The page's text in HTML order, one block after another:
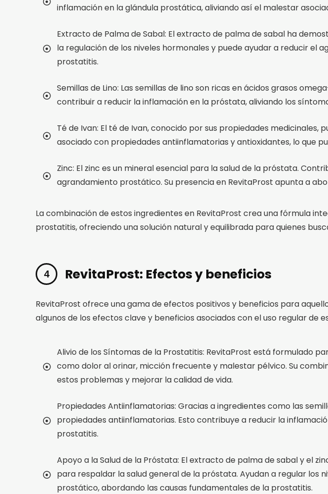
inflamación en la glándula prostática, aliviando así el malestar
Extracto de Palma de Sabal: El extracto de palma de sabal ha
la regulación de los niveles hormonales y puede ayudar a reducir
prostatitis.
Semillas de Lino: Las semillas de lino son ricas en ácidos grasos
contribuir a reducir la inflamación en la próstata, aliviando los
Té de Ivan: El té de Ivan, conocido por sus propiedades
asociado con propiedades antiinflamatorias y antioxidantes, lo que
Zinc: El zinc es un mineral esencial para la salud de la próstata.
agrandamiento prostático. Su presencia en RevitaProst apunta a
La combinación de estos ingredientes en RevitaProst crea una fórmula
prostatitis, ofreciendo una solución natural y equilibrada para quienes
RevitaProst: Efectos y beneficios
RevitaProst ofrece una gama de efectos positivos y beneficios para
algunos de los efectos clave y beneficios asociados con el uso regular de
Alivio de los Síntomas de la Prostatitis: RevitaProst está formulado
como dolor al orinar, micción frecuente y malestar pélvico. Su
estos problemas y mejorar la calidad de vida.
Propiedades Antiinflamatorias: Gracias a ingredientes como las
propiedades antiinflamatorias. Esto contribuye a reducir la
prostatitis.
Apoyo a la Salud de la Próstata: El extracto de palma de sabal y el
para respaldar la salud general de la próstata. Ayudan a regular
prostático, abordando las causas fundamentales de la prostatitis.